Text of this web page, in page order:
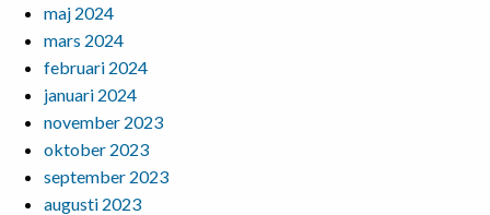
maj 2024
mars 2024
februari 2024
januari 2024
november 2023
oktober 2023
september 2023
augusti 2023